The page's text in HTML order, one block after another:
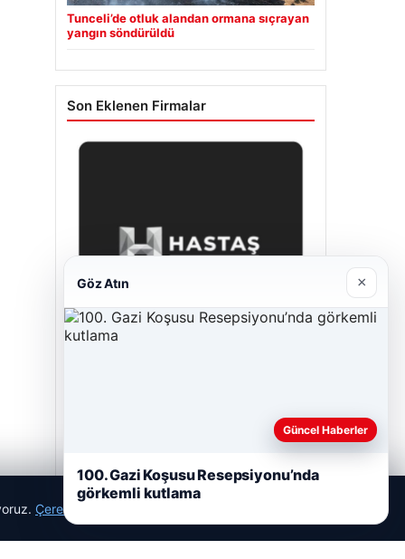
Tunceli’de otluk alandan ormana sıçrayan
yangın söndürüldü
Son Eklenen Firmalar
Çerez Politikamız
Göz Atın ×
Güncel Haberler
100. Gazi Koşusu Resepsiyonu’nda
görkemli kutlama